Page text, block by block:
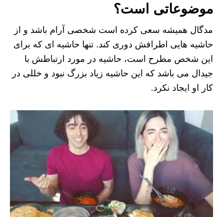
موضوعاتی است؟
مدگال همیشه سعی کرده است شخصی آرام باشد و از
حاشیه هایی اطرافش دوری کند. تنها حاشیه ای که برای
این شخص مطرح است، حاشیه در مورد ارتباطش با
جیدال می باشد که این حاشیه زیاد بزرگ نبود و خللی در
کار او ایجاد نکرد.